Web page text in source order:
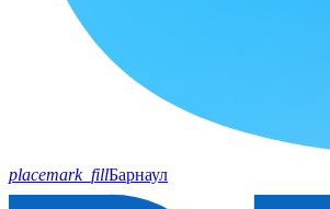
placemark_fillБарнаул